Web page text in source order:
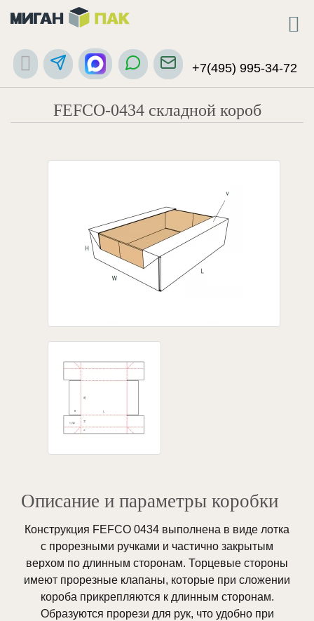
+7(495) 995-34-72
FEFCO-0434 складной короб
Описание и параметры коробки
Конструкция FEFCO 0434 выполнена в виде лотка
с прорезными ручками и частично закрытым
верхом по длинным сторонам. Торцевые стороны
имеют прорезные клапаны, которые при сложении
короба прикрепляются к длинным сторонам.
Образуются прорези для рук, что удобно при